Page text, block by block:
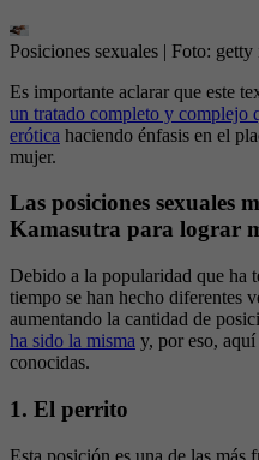
Posiciones sexuales | Foto: getty
Es importante aclarar que este
un tratado completo y complejo
erótica haciendo énfasis en el
mujer.
Las posiciones sexuales
Kamasutra para lograr
Debido a la popularidad que ha
tiempo se han hecho diferentes
aumentando la cantidad de
ha sido la misma y, por eso,
conocidas.
1. El perrito
Esta posición es una de las más